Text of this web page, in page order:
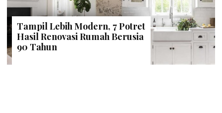
Tampil Lebih Modern, 7 Potret
Hasil Renovasi Rumah Berusia
90 Tahun